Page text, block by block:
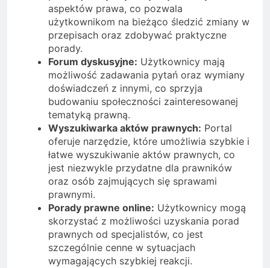
aspektów prawa, co pozwala
użytkownikom na bieżąco śledzić zmiany w
przepisach oraz zdobywać praktyczne
porady.
Forum dyskusyjne: Użytkownicy mają
możliwość zadawania pytań oraz wymiany
doświadczeń z innymi, co sprzyja
budowaniu społeczności zainteresowanej
tematyką prawną.
Wyszukiwarka aktów prawnych: Portal
oferuje narzędzie, które umożliwia szybkie i
łatwe wyszukiwanie aktów prawnych, co
jest niezwykle przydatne dla prawników
oraz osób zajmujących się sprawami
prawnymi.
Porady prawne online: Użytkownicy mogą
skorzystać z możliwości uzyskania porad
prawnych od specjalistów, co jest
szczególnie cenne w sytuacjach
wymagających szybkiej reakcji.